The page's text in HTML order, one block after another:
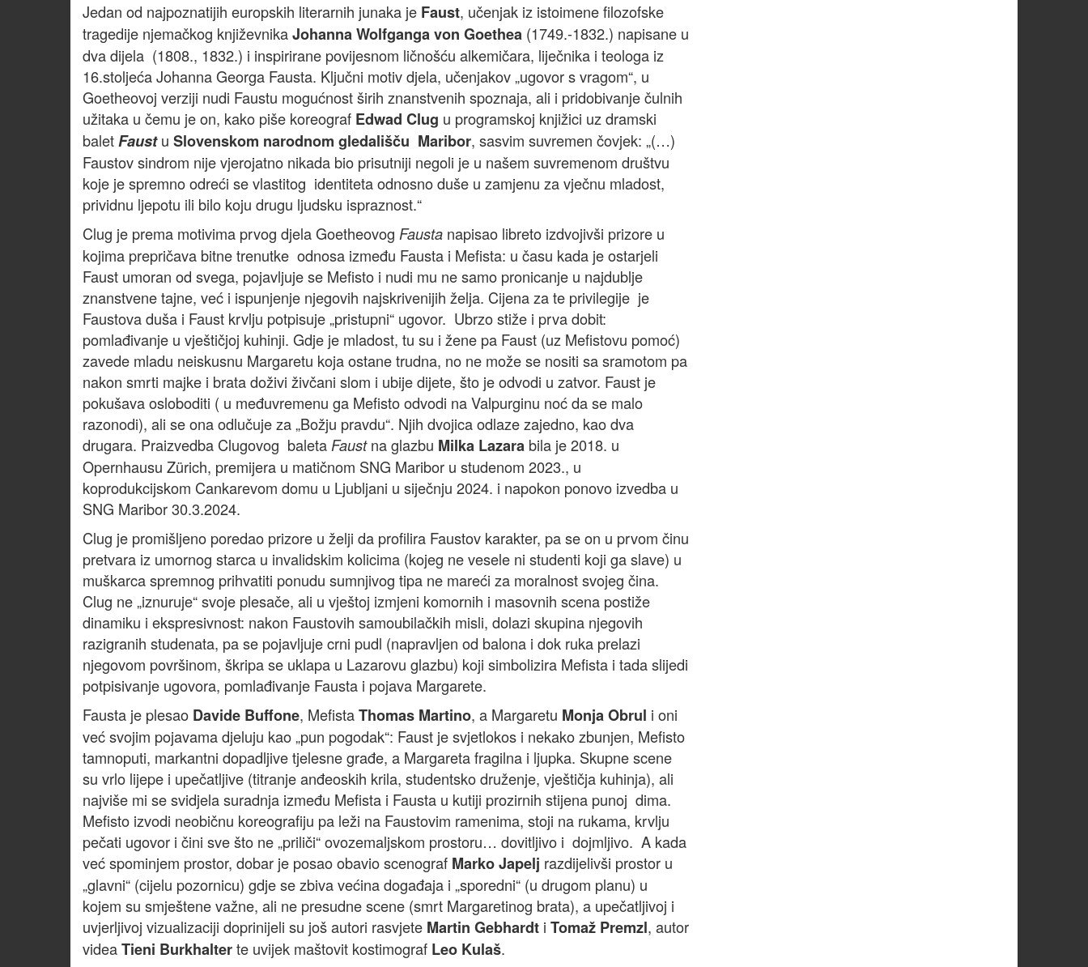
Jedan od najpoznatijih europskih literarnih junaka je Faust, učenjak iz istoimene filozofske
tragedije njemačkog književnikaJohanna Wolfganga von Goethea (1749.-1832.) napisane u
dva dijela (1808., 1832.) i inspirirane povijesnom ličnošću alkemičara, liječnika i teologa iz
16.stoljeća Johanna Georga Fausta. Ključni motiv djela, učenjakov „ugovor s vragom“, u
Goetheovoj verziji nudi Faustu mogućnost širih znanstvenih spoznaja, ali i pridobivanje čulnih
užitaka u čemu je on, kako piše koreograf Edwad Clug u programskoj knjižici uz dramski
baletFaustu Slovenskom narodnom gledališču Maribor, sasvim suvremen čovjek: „(…)
Faustov sindrom nije vjerojatno nikada bio prisutniji negoli je u našem suvremenom društvu
koje je spremno odreći se vlastitog identiteta odnosno duše u zamjenu za vječnu mladost,
prividnu ljepotu ili bilo koju drugu ljudsku ispraznost.“
Clug je prema motivima prvog djela Goetheovog Fausta napisao libreto izdvojivši prizore u
kojima prepričava bitne trenutke odnosa između Fausta i Mefista: u času kada je ostarjeli
Faust umoran od svega, pojavljuje se Mefisto i nudi mu ne samo pronicanje u najdublje
znanstvene tajne, već i ispunjenje njegovih najskrivenijih želja. Cijena za te privilegije je
Faustova duša i Faust krvlju potpisuje „pristupni“ ugovor. Ubrzo stiže i prva dobit:
pomlađivanje u vještičjoj kuhinji. Gdje je mladost, tu su i žene pa Faust (uz Mefistovu pomoć)
zavede mladu neiskusnu Margaretu koja ostane trudna, no ne može se nositi sa sramotom pa
nakon smrti majke i brata doživi živčani slom i ubije dijete, što je odvodi u zatvor. Faust je
pokušava osloboditi ( u međuvremenu ga Mefisto odvodi na Valpurginu noć da se malo
razonodi), ali se ona odlučuje za „Božju pravdu“. Njih dvojica odlaze zajedno, kao dva
drugara. Praizvedba Clugovog baleta Faustna glazbu Milka Lazara bila je 2018. u
Opernhausu Zürich, premijera u matičnom SNG Maribor u studenom 2023., u
koprodukcijskom Cankarevom domu u Ljubljani u siječnju 2024. i napokon ponovo izvedba u
SNG Maribor 30.3.2024.
Clug je promišljeno poredao prizore u želji da profilira Faustov karakter, pa se on u prvom činu
pretvara iz umornog starca u invalidskim kolicima (kojeg ne vesele ni studenti koji ga slave) u
muškarca spremnog prihvatiti ponudu sumnjivog tipa ne mareći za moralnost svojeg čina.
Clug ne „iznuruje“ svoje plesače, ali u vještoj izmjeni komornih i masovnih scena postiže
dinamiku i ekspresivnost: nakon Faustovih samoubilačkih misli, dolazi skupina njegovih
razigranih studenata, pa se pojavljuje crni pudl (napravljen od balona i dok ruka prelazi
njegovom površinom, škripa se uklapa u Lazarovu glazbu) koji simbolizira Mefista i tada slijedi
potpisivanje ugovora, pomlađivanje Fausta i pojava Margarete.
Fausta je plesao Davide Buffone, MefistaThomas Martino, a Margaretu Monja Obrul i oni
već svojim pojavama djeluju kao „pun pogodak“: Faust je svjetlokos i nekako zbunjen, Mefisto
tamnoputi, markantni dopadljive tjelesne građe, a Margareta fragilna i ljupka. Skupne scene
su vrlo lijepe i upečatljive (titranje anđeoskih krila, studentsko druženje, vještičja kuhinja), ali
najviše mi se svidjela suradnja između Mefista i Fausta u kutiji prozirnih stijena punoj dima.
Mefisto izvodi neobičnu koreografiju pa leži na Faustovim ramenima, stoji na rukama, krvlju
pečati ugovor i čini sve što ne „priliči“ ovozemaljskom prostoru… dovitljivo i dojmljivo. A kada
već spominjem prostor, dobar je posao obavio scenograf Marko Japelj razdijelivši prostor u
„glavni“ (cijelu pozornicu) gdje se zbiva većina događaja i „sporedni“ (u drugom planu) u
kojem su smještene važne, ali ne presudne scene (smrt Margaretinog brata), a upečatljivoj i
uvjerljivoj vizualizaciji doprinijeli su još autori rasvjete Martin Gebhardt i Tomaž Premzl, autor
videaTieni Burkhalterte uvijek maštovit kostimograf Leo Kulaš.